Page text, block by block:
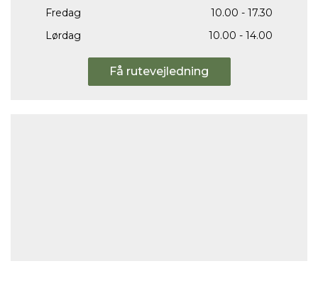
Fredag
10.00 - 17.30
Lørdag
10.00 - 14.00
Få rutevejledning